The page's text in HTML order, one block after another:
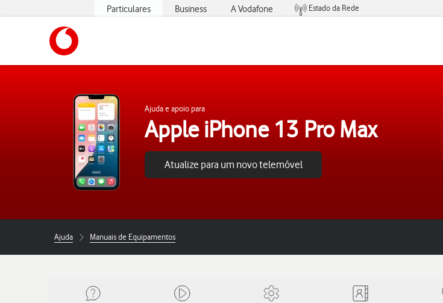
Particulares Business A Vodafone
Estado da Rede
Ajuda e apoio para
Apple iPhone 13 Pro Max
Atualize para um novo telemóvel
Ajuda Manuais de Equipamentos